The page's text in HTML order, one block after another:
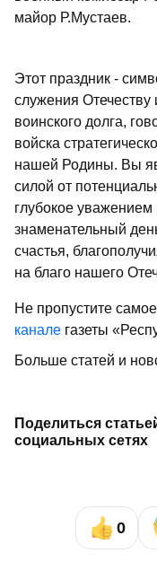
майор Р.Мустаев.
Этот праздник -
служения
воинского долга,
войска
нашей Родины. Вы
силой от
глубокое уважением
знаменательный
счастья,
на благо нашего
Не пропустите
канале газеты
Больше статей и
Поделиться
социальных сетях
0